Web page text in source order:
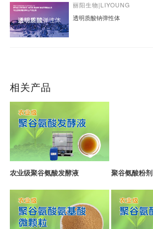
丽阳生物|LIYOUNG
透明质酸钠弹性体
相关产品
农业级聚谷氨酸发酵液 聚谷氨酸粉剂